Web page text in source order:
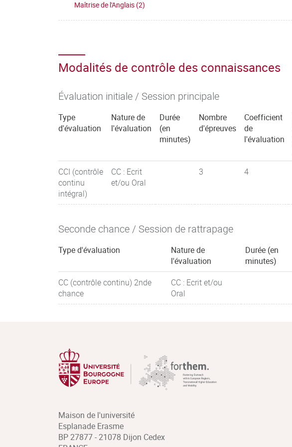
Maîtrise de l'Anglais (2)
Modalités de contrôle des connaissances
Évaluation initiale / Session principale
Type
d'évaluation
Nature de
l'évaluation
Durée
(en
minutes)
Nombre
d'épreuves
Coefficient
de
l'évaluation
CCI (contrôle
continu
intégral)
CC : Ecrit
et/ou Oral
3 4
Seconde chance / Session de rattrapage
Type d'évaluation
Nature de
l'évaluation
Durée (en
minutes)
CC (contrôle continu) 2nde
chance
CC : Ecrit et/ou
Oral
Maison de l'université
Esplanade Erasme
BP 27877 - 21078 Dijon Cedex